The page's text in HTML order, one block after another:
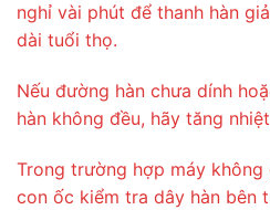
nghỉ vài phút để thanh hàn
dài tuổi thọ.
Nếu đường hàn chưa dính
hàn không đều, hãy tăng
Trong trường hợp máy
con ốc kiểm tra dây hàn bên